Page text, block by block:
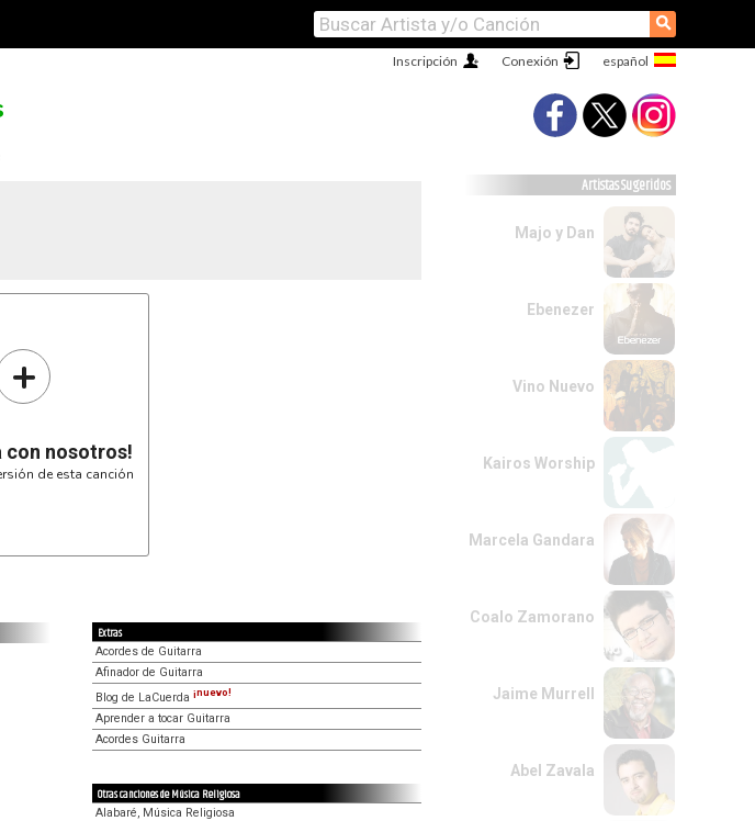
⚲
Conexión
Inscripción
+
con nosotros!
de esta canción
Extras
Acordes de Guitarra
Afinador de Guitarra
Blog de LaCuerda ¡nuevo!
Aprender a tocar Guitarra
Acordes Guitarra
Otras canciones de Música Religiosa
Alabaré, Música Religiosa
Artistas Sugeridos
Majo y Dan
Ebenezer
Vino Nuevo
Kairos Worship
Marcela Gandara
Coalo Zamorano
Jaime Murrell
Abel Zavala